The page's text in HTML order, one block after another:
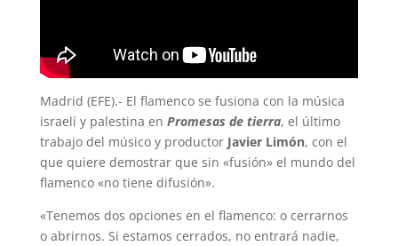
Madrid (EFE).- El flamenco se fusiona con la música
israelí y palestina en Promesas de tierra, el último
trabajo del músico y productorJavier Limón, con el
que quiere demostrar que sin «fusión» el mundo del
flamenco «no tiene difusión».
«Tenemos dos opciones en el flamenco: o cerrarnos
o abrirnos. Si estamos cerrados, no entrará nadie,